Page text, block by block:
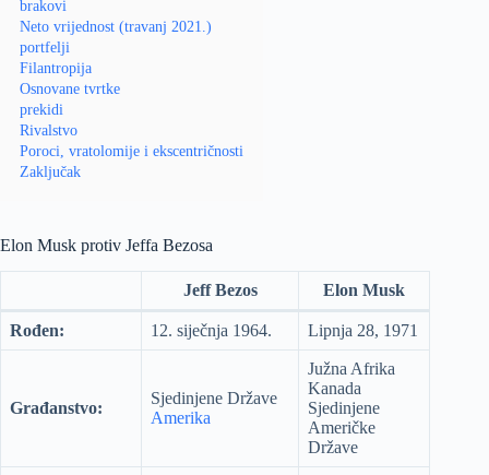
brakovi
Neto vrijednost (travanj 2021.)
portfelji
Filantropija
Osnovane tvrtke
prekidi
Rivalstvo
Poroci, vratolomije i ekscentričnosti
Zaključak
Elon Musk protiv Jeffa Bezosa
Jeff Bezos Elon Musk
Rođen: 12. siječnja 1964. Lipnja 28, 1971
Građanstvo:
Sjedinjene Države
Amerika
Južna Afrika
Kanada
Sjedinjene
Američke
Države